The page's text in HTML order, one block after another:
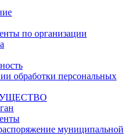
по организации
обработки персональных
муниципальной